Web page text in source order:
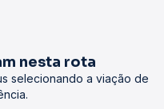
nesta rota
selecionando a viação de